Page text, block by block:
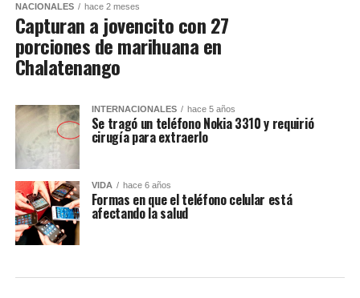
NACIONALES hace 2 meses
Capturan a jovencito con 27
porciones de marihuana en
Chalatenango
INTERNACIONALES hace 5 años
Se tragó un teléfono Nokia 3310 y requirió
cirugía para extraerlo
VIDA hace 6 años
Formas en que el teléfono celular está
afectando la salud